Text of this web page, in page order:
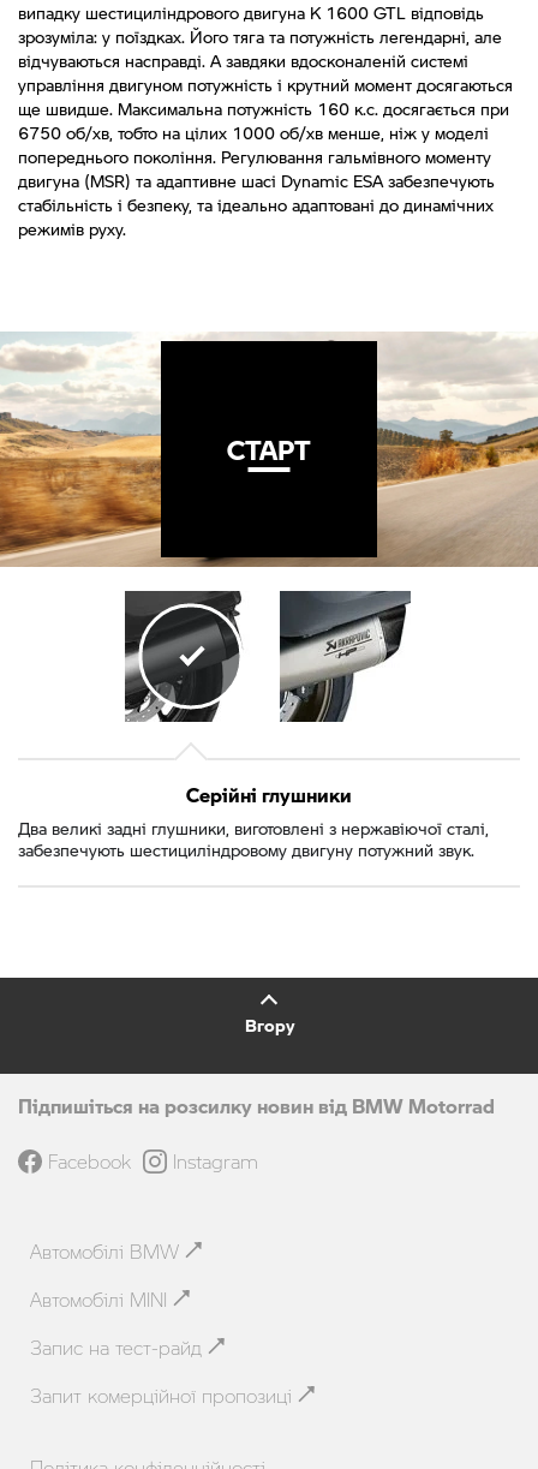
випадку шестициліндрового двигуна K 1600 GTL відповідь
зрозуміла: у поїздках. Його тяга та потужність легендарні, але
відчуваються насправді. А завдяки вдосконаленій системі
управління двигуном потужність і крутний момент досягаються
ще швидше. Максимальна потужність 160 к.с. досягається при
6750 об/хв, тобто на цілих 1000 об/хв менше, ніж у моделі
попереднього покоління. Регулювання гальмівного моменту
двигуна (MSR) та адаптивне шасі Dynamic ESA забезпечують
стабільність і безпеку, та ідеально адаптовані до динамічних
режимів руху.
СТАРТ
СТАРТ
Серійні глушники
Два великі задні глушники, виготовлені з нержавіючої сталі,
забезпечують шестициліндровому двигуну потужний звук.
Вгору
Підпишіться на розсилку новин від BMW Motorrad
Facebook Instagram
Автомобілі BMW
Автомобілі MINI
Запис на тест-райд
Запит комерційної пропозиці